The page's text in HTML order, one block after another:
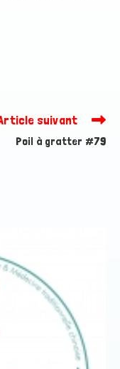
suivant
Poil à gratter #79